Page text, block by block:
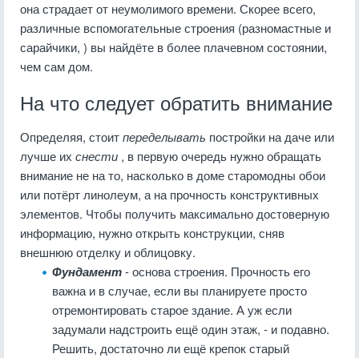
она страдает от неумолимого времени. Скорее всего,
различные вспомогательные строения (разномастные и
сарайчики, ) вы найдёте в более плачевном состоянии,
чем сам дом.
На что следует обратить внимание
Определяя, стоитпеределывать постройки на даче или
лучше их снести , в первую очередь нужно обращать
внимание не на то, насколько в доме старомодны обои
или потёрт линолеум, а на прочность конструктивных
элементов. Чтобы получить максимально достоверную
информацию, нужно открыть конструкции, сняв
внешнюю отделку и облицовку.
Фундамент- основа строения. Прочность его
важна и в случае, если вы планируете просто
отремонтировать старое здание. А уж если
задумали надстроить ещё один этаж, - и подавно.
Решить, достаточно ли ещё крепок старый